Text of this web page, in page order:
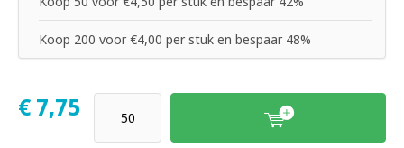
Koop 200 voor €4,00 per stuk en bespaar 48%
€ 7,75